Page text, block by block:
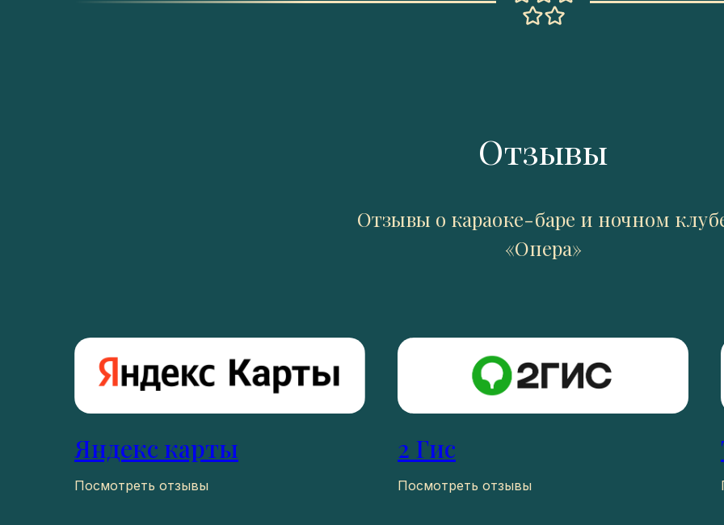
Отзывы
Отзывы о караоке-баре и ночном
«Опера»
Яндекс карты
Посмотреть отзывы
2 Гис
Посмотреть отзывы